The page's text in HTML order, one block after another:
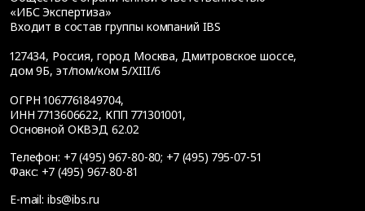
«ИБС Экспертиза»
Входит в состав группы компаний IBS
127434, Россия, город Москва, Дмитровское шоссе,
дом 9Б, эт/пом/ком 5/XIII/6
ОГРН 1067761849704,
ИНН 7713606622, КПП 771301001,
Основной ОКВЭД 62.02
Телефон: +7 (495) 967-80-80; +7 (495) 795-07-51
Факс: +7 (495) 967-80-81
E-mail: ibs@ibs.ru